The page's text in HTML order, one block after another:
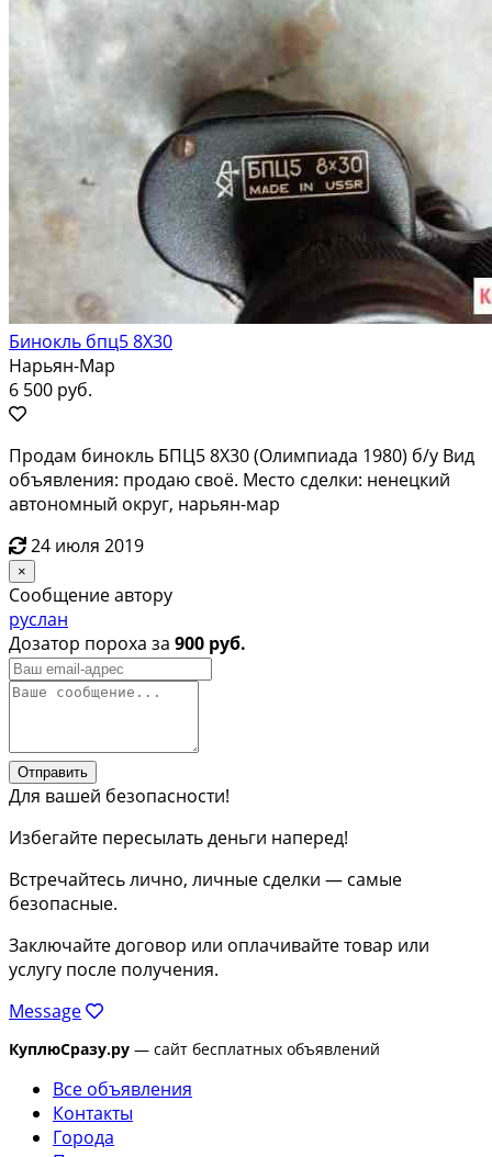
Бинокль бпц5 8X30
Нарьян-Мар
6 500 руб.
Продам бинокль БПЦ5 8X30 (Олимпиада 1980) б/у Вид
объявления: продаю своё. Место сделки: ненецкий
автономный округ, нарьян-мар
24 июля 2019
×
Сообщение автору
руслан
Дозатор пороха за 900 руб.
Отправить
Для вашей безопасности!
Избегайте пересылать деньги наперед!
Встречайтесь лично, личные сделки — самые
безопасные.
Заключайте договор или оплачивайте товар или
услугу после получения.
Message
КуплюСразу.ру — сайт бесплатных объявлений
Все объявления
Контакты
Города